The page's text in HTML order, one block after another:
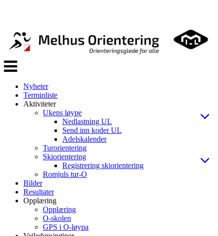
Veksle
navigasjon
Nyheter
Terminliste
Aktiviteter
Ukens løype
Nedlastning UL
Send inn koder UL
Adelskalender
Turorientering
Skiorientering
Registrering skiorientering
Romjuls tur-O
Bilder
Resultater
Opplæring
Opplæring
O-skolen
GPS i O-løypa